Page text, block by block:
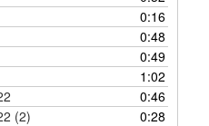
0:16
0:48
0:49
1:02
0:46
(2) 0:28